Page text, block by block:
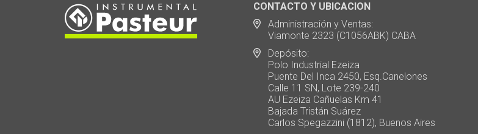
CONTACTO Y UBICACION
Administración y Ventas:
Viamonte 2323 (C1056ABK) CABA
Depósito:
Polo Industrial Ezeiza
Puente Del Inca 2450, Esq.Canelones
Calle 11 SN, Lote 239-240
AU Ezeiza Cañuelas Km 41
Bajada Tristán Suárez
Carlos Spegazzini (1812), Buenos Aires